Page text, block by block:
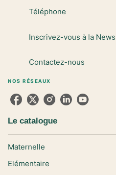
Téléphone
Inscrivez-vous à la
Contactez-nous
NOS RÉSEAUX
Le catalogue
Maternelle
Elémentaire